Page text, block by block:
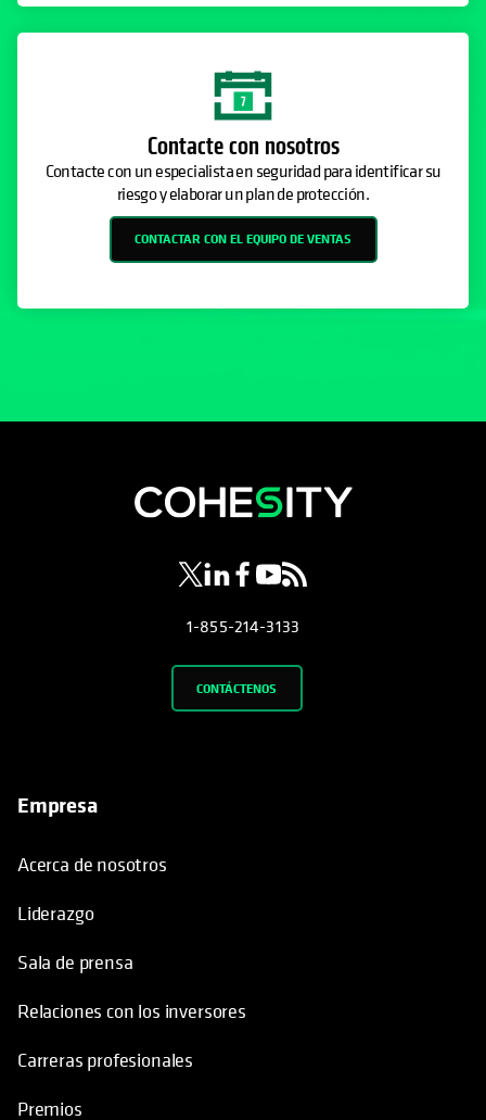
Contacte con nosotros
Contacte con un especialista en seguridad para identificar su
riesgo y elaborar un plan de protección.
CONTACTAR CON EL EQUIPO DE VENTAS
se abre en una pestaña nueva
se abre en una pestaña nueva
se abre en una pestaña nueva
se abre en una pestaña
se abre en una pestaña
1-855-214-3133
CONTÁCTENOS
Empresa
Acerca de nosotros
Liderazgo
Sala de prensa
Relaciones con los inversores
Carreras profesionales
Premios